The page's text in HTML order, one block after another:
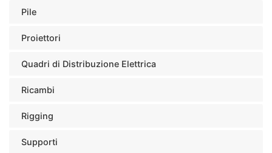
Pile
Proiettori
Quadri di Distribuzione Elettrica
Ricambi
Rigging
Supporti